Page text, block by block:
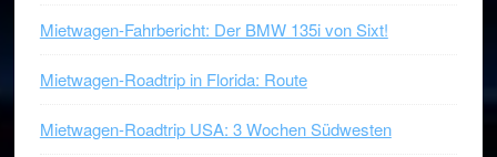
Mietwagen-Fahrbericht: Der BMW 135i von Sixt!
Mietwagen-Roadtrip in Florida: Route
Mietwagen-Roadtrip USA: 3 Wochen Südwesten